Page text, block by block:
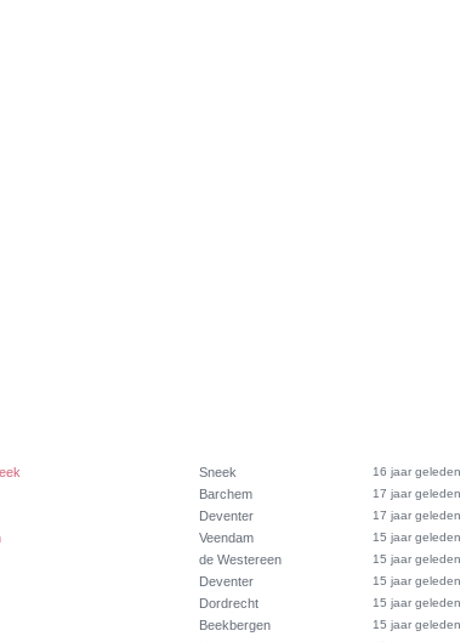
Sneek 16 jaar geleden
Barchem 17 jaar geleden
Deventer 17 jaar geleden
Veendam 15 jaar geleden
de Westereen 15 jaar geleden
Deventer 15 jaar geleden
Dordrecht 15 jaar geleden
Beekbergen 15 jaar geleden